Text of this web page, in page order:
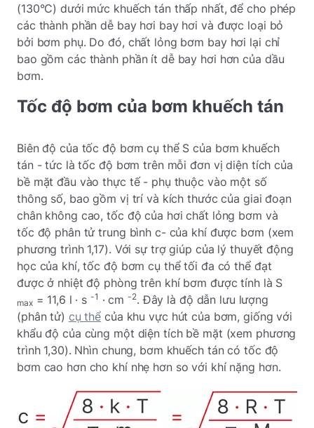
(130°C) dưới mức khuếch tán thấp nhất, để cho phép
các thành phần dễ bay hơi bay hơi và được loại bỏ
bởi bơm phụ. Do đó, chất lỏng bơm bay hơi lại chỉ
bao gồm các thành phần ít dễ bay hơi hơn của dầu
bơm.
Tốc độ bơm của bơm khuếch tán
Biên độ của tốc độ bơm cụ thể S của bơm khuếch
tán - tức là tốc độ bơm trên mỗi đơn vị diện tích của
bề mặt đầu vào thực tế - phụ thuộc vào một số
thông số, bao gồm vị trí và kích thước của giai đoạn
chân không cao, tốc độ của hơi chất lỏng bơm và
tốc độ phân tử trung bình c- của khí được bơm (xem
phương trình 1,17). Với sự trợ giúp của lý thuyết động
học của khí, tốc độ bơm cụ thể tối đa có thể đạt
được ở nhiệt độ phòng trên khí bơm được tính là S
max= 11,6 l · s -1 · cm -2. Đây là độ dẫn lưu lượng
(phân tử) cụ thể của khu vực hút của bơm, giống với
khẩu độ của cùng một diện tích bề mặt (xem phương
trình 1,30). Nhìn chung, bơm khuếch tán có tốc độ
bơm cao hơn cho khí nhẹ hơn so với khí nặng hơn.